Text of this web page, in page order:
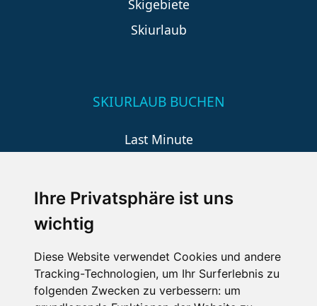
Ihre Privatsphäre ist uns
wichtig
Diese Website verwendet Cookies und andere
Tracking-Technologien, um Ihr Surferlebnis zu
folgenden Zwecken zu verbessern: um
Skigebiete
Skiurlaub
SKIURLAUB BUCHEN
Last Minute
Wellness
SCHNEEHÖHEN SKI APP
Die Schneehoehen Ski APP für iOS und Android - Ein